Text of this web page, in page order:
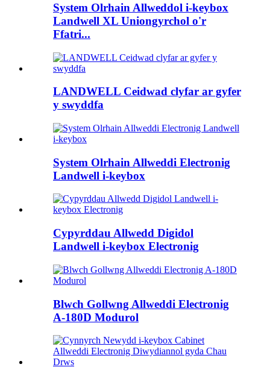
System Olrhain Allweddol i-keybox
Landwell XL Uniongyrchol o'r
Ffatri...
LANDWELL Ceidwad clyfar ar gyfer
y swyddfa
System Olrhain Allweddi Electronig
Landwell i-keybox
Cypyrddau Allwedd Digidol
Landwell i-keybox Electronig
Blwch Gollwng Allweddi Electronig
A-180D Modurol